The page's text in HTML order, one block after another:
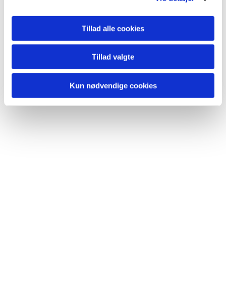
Tillad alle cookies
Tillad valgte
Kun nødvendige cookies
Du vil måske også kunne lide...